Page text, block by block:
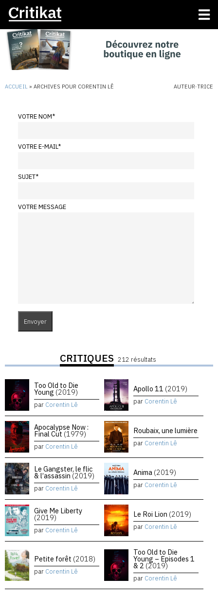
ACCUEIL » ARCHIVES POUR CORENTIN LÊ AUTEUR·TRICE
VOTRE NOM*
VOTRE E-MAIL*
SUJET*
VOTRE MESSAGE
CRITIQUES 212 résultats
Too Old to Die
Young (2019)
par Corentin Lê
Apollo 11 (2019)
par Corentin Lê
Apocalypse Now :
Final Cut (1979)
par Corentin Lê
Roubaix, une lumière
par Corentin Lê
Le Gangster, le flic
& l’assassin (2019)
par Corentin Lê
Anima (2019)
par Corentin Lê
Give Me Liberty
(2019)
par Corentin Lê
Le Roi Lion (2019)
par Corentin Lê
Petite forêt (2018)
par Corentin Lê
Too Old to Die
Young – Episodes 1
& 2 (2019)
par Corentin Lê